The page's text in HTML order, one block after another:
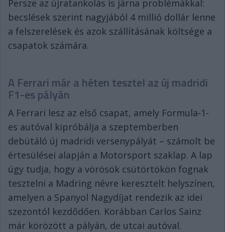
Persze az újratankolás is járna problémákkal:
becslések szerint nagyjából 4 millió dollár lenne
a felszerelések és azok szállításának költsége a
csapatok számára.
A Ferrari már a héten tesztel az új madridi
F1-es pályán
A Ferrari lesz az első csapat, amely Formula-1-
es autóval kipróbálja a szeptemberben
debütáló új madridi versenypályát – számolt be
értesülései alapján a Motorsport szaklap. A lap
úgy tudja, hogy a vörösök csütörtökön fognak
tesztelni a Madring névre keresztelt helyszínen,
amelyen a Spanyol Nagydíjat rendezik az idei
szezontól kezdődően. Korábban Carlos Sainz
már körözött a pályán, de utcai autóval.